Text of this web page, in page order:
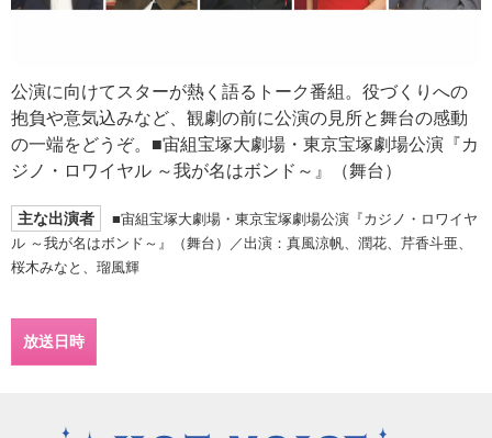
公演に向けてスターが熱く語るトーク番組。役づくりへの
抱負や意気込みなど、観劇の前に公演の見所と舞台の感動
の一端をどうぞ。■宙組宝塚大劇場・東京宝塚劇場公演『カ
ジノ・ロワイヤル ～我が名はボンド～』（舞台）
主な出演者
■宙組宝塚大劇場・東京宝塚劇場公演『カジノ・ロワイヤ
ル ～我が名はボンド～』（舞台）／出演：真風涼帆、潤花、芹香斗亜、
桜木みなと、瑠風輝
放送日時